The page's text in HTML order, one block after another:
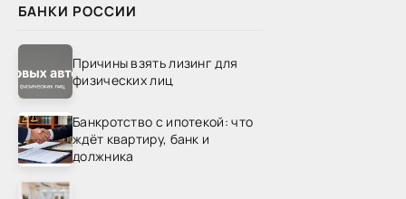
БАНКИ РОССИИ
Причины взять лизинг для
физических лиц
Банкротство с ипотекой: что
ждёт квартиру, банк и
должника